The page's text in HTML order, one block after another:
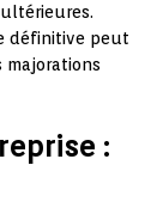
définitive peut
: